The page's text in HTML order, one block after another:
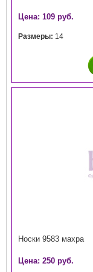
Цена: 109 руб.
Размеры: 14
Носки 9583 махра
Цена: 250 руб.